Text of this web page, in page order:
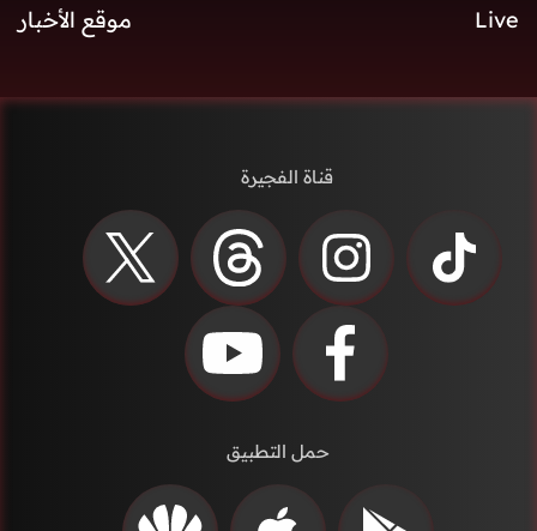
Live
موقع الأخبار
قناة الفجيرة
حمل التطبيق